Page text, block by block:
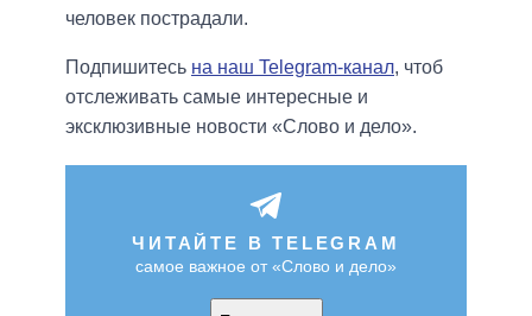
человек пострадали.
Подпишитесь на наш Telegram-канал, чтоб
отслеживать самые интересные и
эксклюзивные новости «Слово и дело».
ЧИТАЙТЕ В TELEGRAM
самое важное от «Слово и дело»